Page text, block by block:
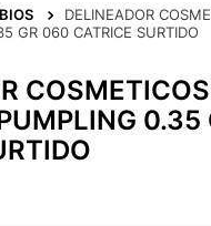
DELINEADOR
GR 060 CATRICE SURTIDO
0.35